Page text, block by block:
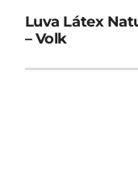
Luva Látex
– Volk